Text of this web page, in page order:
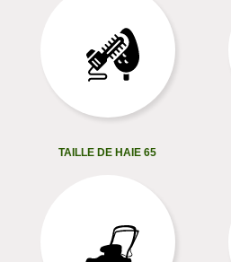
TAILLE DE HAIE 65